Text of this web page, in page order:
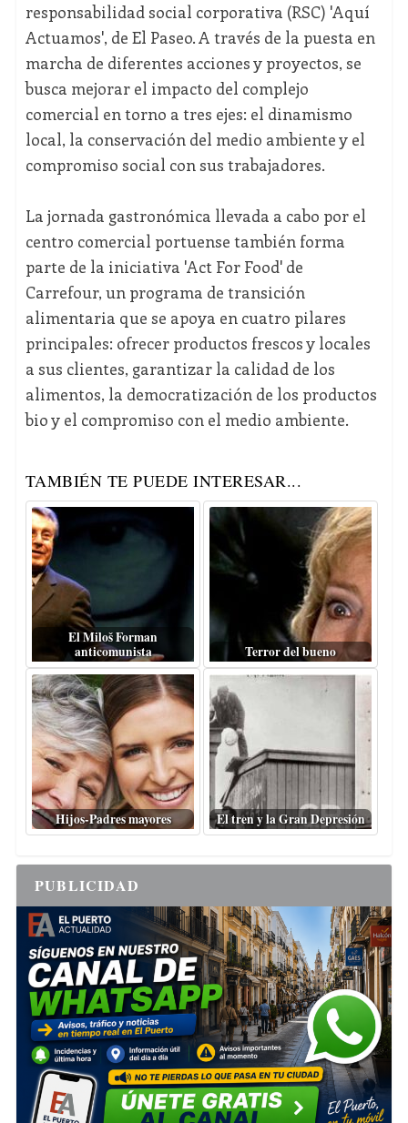
responsabilidad social corporativa (RSC) 'Aquí
Actuamos', de El Paseo. A través de la puesta en
marcha de diferentes acciones y proyectos, se
busca mejorar el impacto del complejo
comercial en torno a tres ejes: el dinamismo
local, la conservación del medio ambiente y el
compromiso social con sus trabajadores.
La jornada gastronómica llevada a cabo por el
centro comercial portuense también forma
parte de la iniciativa 'Act For Food' de
Carrefour, un programa de transición
alimentaria que se apoya en cuatro pilares
principales: ofrecer productos frescos y locales
a sus clientes, garantizar la calidad de los
alimentos, la democratización de los productos
bio y el compromiso con el medio ambiente.
TAMBIÉN TE PUEDE INTERESAR...
El Miloš Forman
anticomunista
Terror del bueno
Hijos-Padres mayores El tren y la Gran Depresión
PUBLICIDAD